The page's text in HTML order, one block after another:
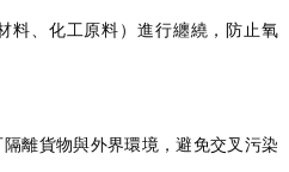
料、化工原料）進行纏繞，防止氧
隔離貨物與外界環境，避免交叉污染